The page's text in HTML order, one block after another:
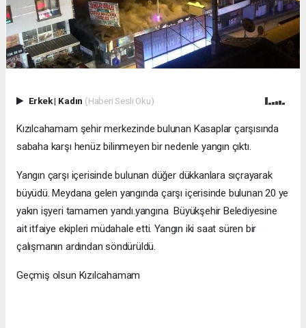
Erkek| Kadın (Haberi Sesli Oku)
Kızılcahamam şehir merkezinde bulunan Kasaplar çarşısında
sabaha karşı henüz bilinmeyen bir nedenle yangın çıktı.
Yangın çarşı içerisinde bulunan düğer dükkanlara sıçrayarak
büyüdü. Meydana gelen yangında çarşı içerisinde bulunan 20 ye
yakın işyeri tamamen yandı.yangına Büyükşehir Belediyesine
ait itfaiye ekipleri müdahale etti. Yangın iki saat süren bir
çalışmanın ardından söndürüldü.
Geçmiş olsun Kızılcahamam